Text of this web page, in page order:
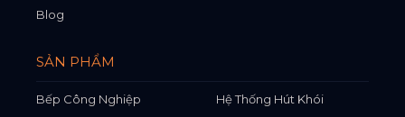
Blog
SẢN PHẨM
Bếp Công Nghiệp
Hệ Thống Hút Khói